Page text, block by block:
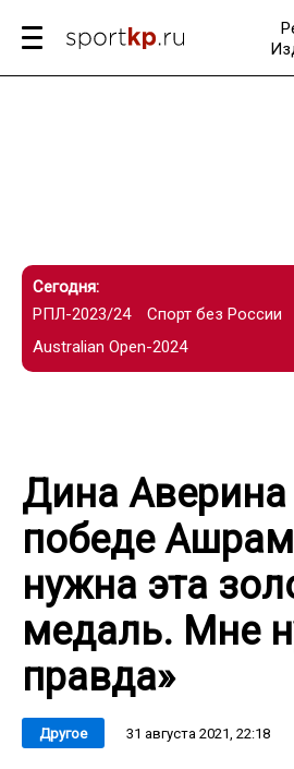
Сегодня:
РПЛ-2023/24
Спорт без России
Australian Open-2024
Дина
победе
нужна эта
медаль. Мне
правда»
Другое 31 августа 2021, 22:18